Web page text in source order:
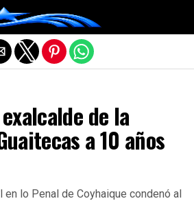
de la
a 10 años
en lo Penal de Coyhaique condenó al
de la versión móvil